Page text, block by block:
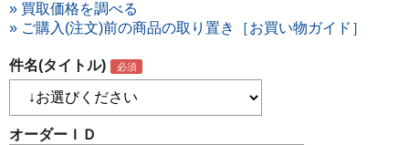
» 買取価格を調べる
» ご購入(注文)前の商品の取り置き［お買い物ガイド］
件名(タイトル)
オーダーＩＤ